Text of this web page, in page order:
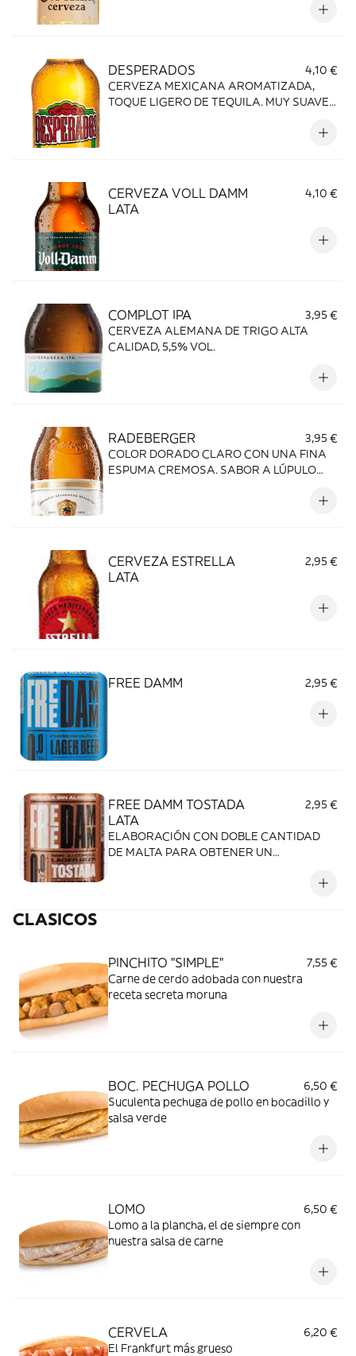
DESPERADOS
4,10 €
CERVEZA MEXICANA AROMATIZADA,
TOQUE LIGERO DE TEQUILA. MUY SUAVE
CERVEZA VOLL DAMM
LATA
4,10 €
COMPLOT IPA
3,95 €
CERVEZA ALEMANA DE TRIGO ALTA
CALIDAD, 5,5% VOL.
RADEBERGER
3,95 €
COLOR DORADO CLARO CON UNA FINA
ESPUMA CREMOSA. SABOR A LÚPULO
CERVEZA ESTRELLA
LATA
2,95 €
FREE DAMM 2,95 €
FREE DAMM TOSTADA
LATA
2,95 €
ELABORACIÓN CON DOBLE CANTIDAD
DE MALTA PARA OBTENER UN
CLASICOS
PINCHITO "SIMPLE"
7,55 €
Carne de cerdo adobada con nuestra
receta secreta moruna
BOC. PECHUGA POLLO
6,50 €
Suculenta pechuga de pollo en bocadillo y
salsa verde
LOMO
6,50 €
Lomo a la plancha, el de siempre con
nuestra salsa de carne
CERVELA
6,20 €
El Frankfurt más grueso